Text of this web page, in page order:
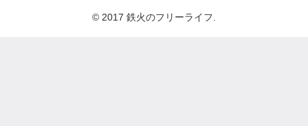
© 2017 鉄火のフリーライフ.